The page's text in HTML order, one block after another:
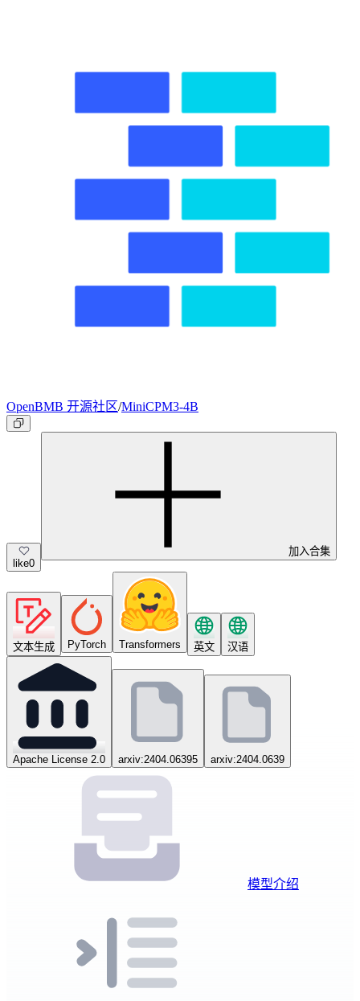
OpenBMB 开源社区/MiniCPM3-4B
like0
加入合集
文本生成 PyTorch Transformers 英文 汉语
Apache License 2.0 arxiv:2404.06395 arxiv:2404.0639
模型介绍